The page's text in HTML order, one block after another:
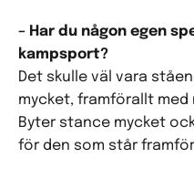
– Har du någon egen
kampsport?
Det skulle väl vara
mycket, framförallt
Byter stance mycket
för den som står